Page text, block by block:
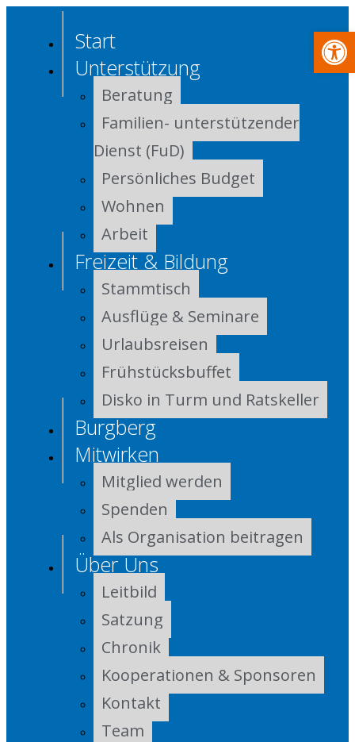
Start
Unterstützung
Beratung
Familien- unterstützender
Dienst (FuD)
Persönliches Budget
Wohnen
Arbeit
Freizeit & Bildung
Stammtisch
Ausflüge & Seminare
Urlaubsreisen
Frühstücksbuffet
Disko in Turm und Ratskeller
Burgberg
Mitwirken
Mitglied werden
Spenden
Als Organisation beitragen
Über Uns
Leitbild
Satzung
Chronik
Kooperationen & Sponsoren
Kontakt
Team